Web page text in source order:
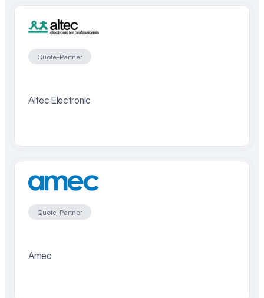
Quote-Partner
Altec Electronic
Quote-Partner
Amec